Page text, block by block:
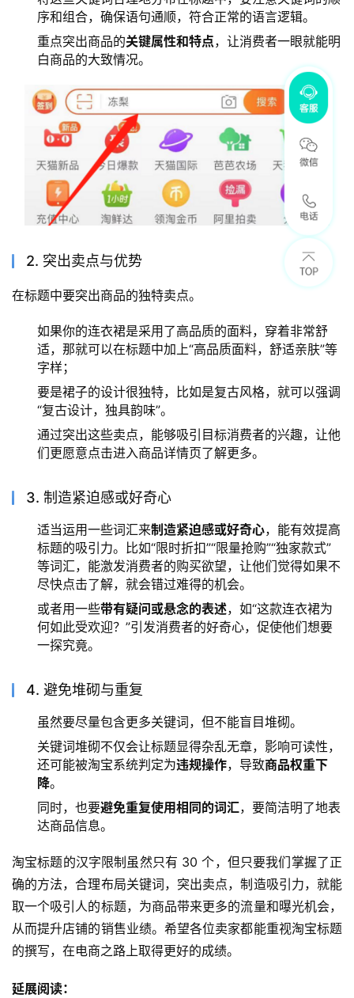
序和组合，确保语句通顺，符合正常的语言逻辑。
重点突出商品的关键属性和特点，让消费者一眼就能明
白商品的大致情况。
2. 突出卖点与优势
在标题中要突出商品的独特卖点。
如果你的连衣裙是采用了高品质的面料，穿着非常舒
适，那就可以在标题中加上“高品质面料，舒适亲肤”等
字样；
要是裙子的设计很独特，比如是复古风格，就可以强调
“复古设计，独具韵味”。
通过突出这些卖点，能够吸引目标消费者的兴趣，让他
们更愿意点击进入商品详情页了解更多。
3. 制造紧迫感或好奇心
适当运用一些词汇来制造紧迫感或好奇心，能有效提高
标题的吸引力。比如“限时折扣”“限量抢购”“独家款式”
等词汇，能激发消费者的购买欲望，让他们觉得如果不
尽快点击了解，就会错过难得的机会。
或者用一些带有疑问或悬念的表述，如“这款连衣裙为
何如此受欢迎？”引发消费者的好奇心，促使他们想要
一探究竟。
4. 避免堆砌与重复
虽然要尽量包含更多关键词，但不能盲目堆砌。
关键词堆砌不仅会让标题显得杂乱无章，影响可读性，
还可能被淘宝系统判定为违规操作，导致商品权重下
降。
同时，也要避免重复使用相同的词汇，要简洁明了地表
达商品信息。
淘宝标题的汉字限制虽然只有 30 个，但只要我们掌握了正
确的方法，合理布局关键词，突出卖点，制造吸引力，就能
取一个吸引人的标题，为商品带来更多的流量和曝光机会，
从而提升店铺的销售业绩。希望各位卖家都能重视淘宝标题
的撰写，在电商之路上取得更好的成绩。
延展阅读：